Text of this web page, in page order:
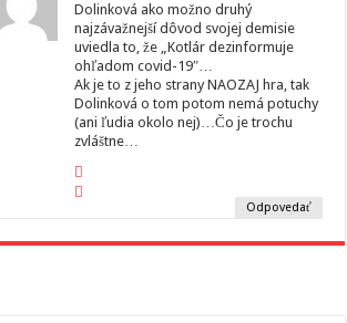
Dolinková ako možno druhý
najzávažnejší dôvod svojej demisie
uviedla to, že „Kotlár dezinformuje
ohľadom covid-19″…
Ak je to z jeho strany NAOZAJ hra, tak
Dolinková o tom potom nemá potuchy
(ani ľudia okolo nej)…Čo je trochu
zvláštne…
Odpovedať